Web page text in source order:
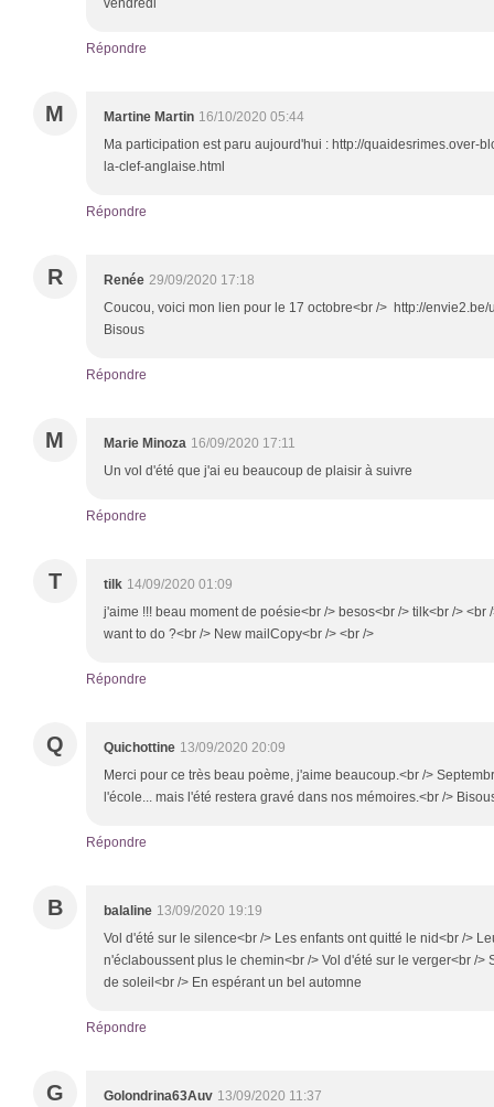
vendredi
Répondre
M Martine Martin 16/10/2020 05:44
Ma participation est paru aujourd'hui : http://quaidesrimes.over-
la-clef-anglaise.html
Répondre
R Renée 29/09/2020 17:18
Coucou, voici mon lien pour le 17 octobre<br /> http://envie2.be/
Bisous
Répondre
M Marie Minoza 16/09/2020 17:11
Un vol d'été que j'ai eu beaucoup de plaisir à suivre
Répondre
T tilk 14/09/2020 01:09
j'aime !!! beau moment de poésie<br /> besos<br /> tilk<br /> <br
want to do ?<br /> New mailCopy<br /> <br />
Répondre
Q Quichottine 13/09/2020 20:09
Merci pour ce très beau poème, j'aime beaucoup.<br />
l'école... mais l'été restera gravé dans nos mémoires.<br />
Répondre
B balaline 13/09/2020 19:19
Vol d'été sur le silence<br /> Les enfants ont quitté le nid<br />
n'éclaboussent plus le chemin<br /> Vol d'été sur le verger<br />
de soleil<br /> En espérant un bel automne
Répondre
G Golondrina63Auv 13/09/2020 11:37